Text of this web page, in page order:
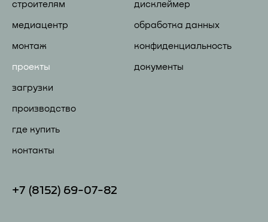
строителям
медиацентр
монтаж
проекты
загрузки
производство
где купить
контакты
дисклеймер
обработка данных
конфиденциальность
документы
+7 (81 52) 69-07-82